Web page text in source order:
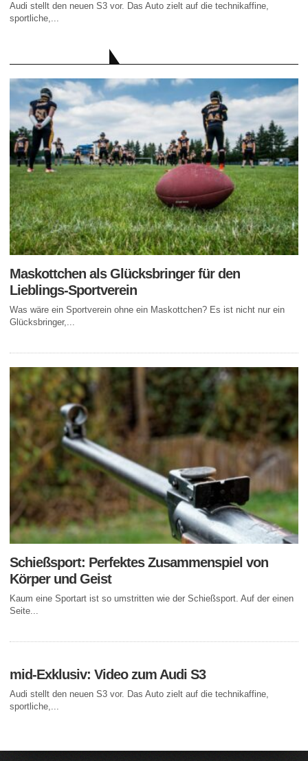
Audi stellt den neuen S3 vor. Das Auto zielt auf die technikaffine,
sportliche,...
Maskottchen als Glücksbringer für den
Lieblings-Sportverein
Was wäre ein Sportverein ohne ein Maskottchen? Es ist nicht nur ein
Glücksbringer,...
Schießsport: Perfektes Zusammenspiel von
Körper und Geist
Kaum eine Sportart ist so umstritten wie der Schießsport. Auf der einen
Seite...
mid-Exklusiv: Video zum Audi S3
Audi stellt den neuen S3 vor. Das Auto zielt auf die technikaffine,
sportliche,...